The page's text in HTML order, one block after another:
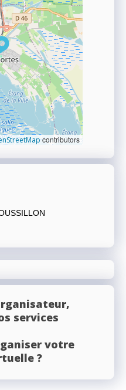
contributors
services
votre
?